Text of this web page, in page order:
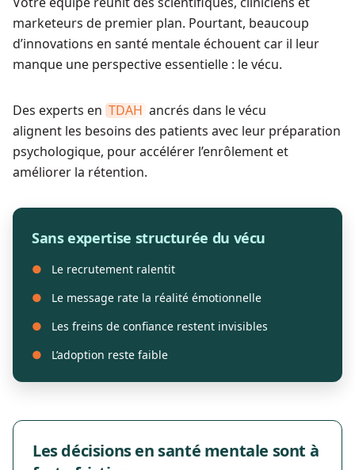
marketeurs de premier plan. Pourtant, beaucoup
d’innovations en santé mentale échouent car il leur
manque une perspective essentielle : le vécu.
Des experts en Dépressionancrés dans le vécu
alignent les besoins des patients avec leur préparation
psychologique, pour accélérer l’enrôlement et
améliorer la rétention.
Sans expertise structurée du vécu
●
Le recrutement ralentit
●
Le message rate la réalité émotionnelle
●
Les freins de confiance restent invisibles
●
L’adoption reste faible
Les décisions en santé mentale sont à